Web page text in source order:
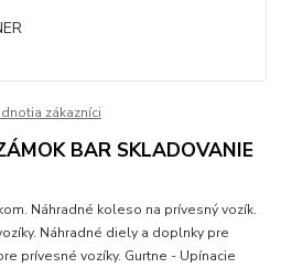
zákazníci
BAR SKLADOVANIE
Náhradné koleso na prívesný vozík.
Náhradné diely a doplnky pre
prívesné vozíky. Gurtne - Upínacie